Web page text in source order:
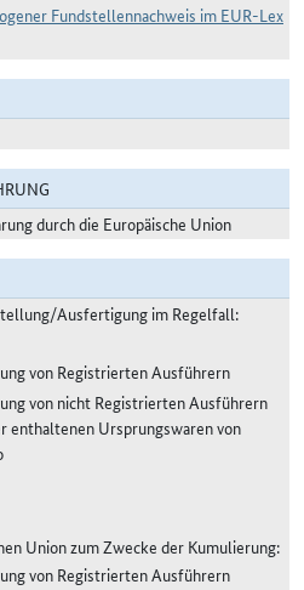
Fundstellennachweis im EUR-Lex
durch die Europäische Union
Ausfertigung im Regelfall:
von Registrierten Ausführern
von nicht Registrierten Ausführern
enthaltenen Ursprungswaren von
Union zum Zwecke der Kumulierung:
von Registrierten Ausführern